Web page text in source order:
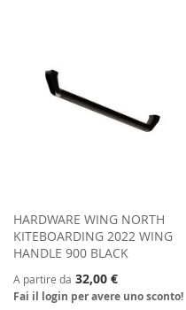
HARDWARE WING NORTH
KITEBOARDING 2022 WING
HANDLE 900 BLACK
A partire da 32,00 €
Fai il login per avere uno sconto!